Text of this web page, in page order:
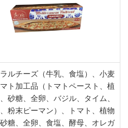
ルチーズ（牛乳、食塩）、小麦
ト加工品（トマトペースト、植
砂糖、全卵、バジル、タイム、
粉末ピーマン）、トマト、植物
糖、全卵、食塩、酵母、オレガ